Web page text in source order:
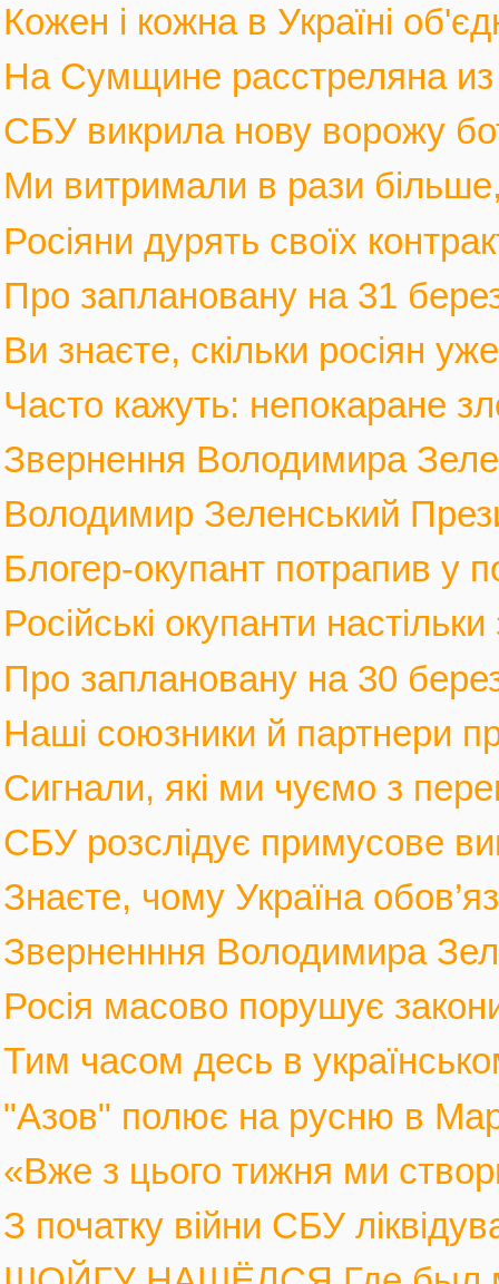
Кожен і кожна в Україні
На Сумщине расстреляна из
СБУ викрила нову ворожу
Ми витримали в рази
Росіяни дурять своїх
Про заплановану на 31
Ви знаєте, скільки росіян
Часто кажуть: непокаране
Звернення Володимира
Володимир Зеленський
Блогер-окупант потрапив у
Російські окупанти
Про заплановану на 30
Наші союзники й партнери
Сигнали, які ми чуємо з
СБУ розслідує примусове
Знаєте, чому Україна
Зверненння Володимира
Росія масово порушує
Тим часом десь в
"Азов" полює на русню в
«Вже з цього тижня ми
З початку війни СБУ